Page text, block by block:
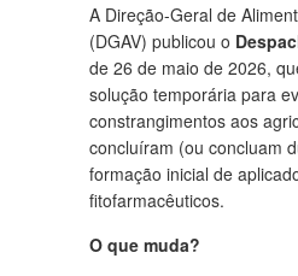
A Direção-Geral de
(DGAV) publicou o
de 26 de maio de 2026,
solução temporária para
constrangimentos aos
concluíram (ou concluam
formação inicial de
fitofarmacêuticos.
O que muda?